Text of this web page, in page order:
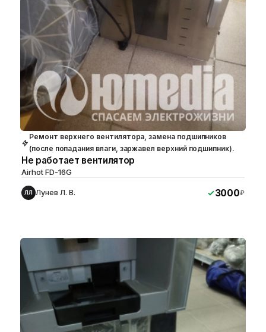
Ремонт верхнего вентилятора, замена подшипников
(после попадания влаги, заржавел верхний подшипник).
Не работает вентилятор
Airhot FD-16G
ЛЛ Лунев Л. В. 3000₽